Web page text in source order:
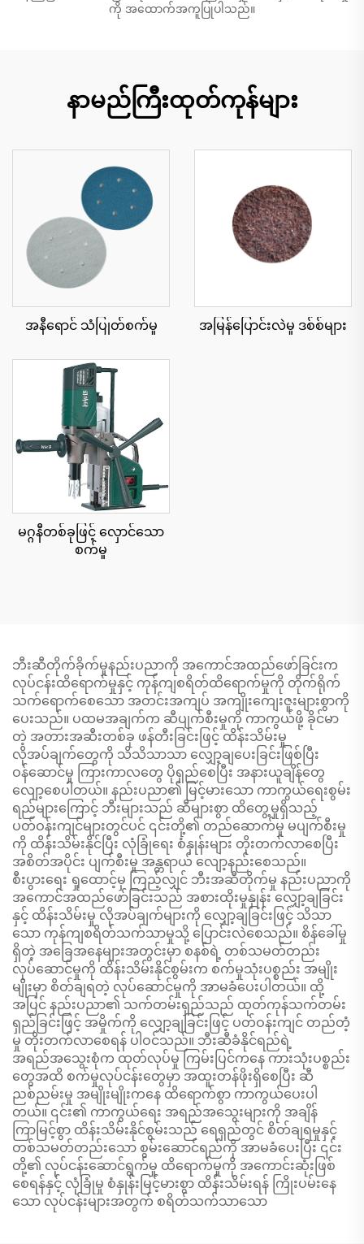
ကို အထောက်အကူပြုပါသည်။
နာမည်ကြီးထုတ်ကုန်များ
အနီရောင် သံပြုတ်စက်မှု အမြန်ပြောင်းလဲမှု ဒစ်စ်များ
မဂ္ဂနီတစ်ခုဖြင့် လှောင်သော
စက်မှု
ဘီးဆီတိုက်ခိုက်မှုနည်းပညာကို အကောင်အထည်ဖော်ခြင်းက
လုပ်ငန်းထိရောက်မှုနှင့် ကုန်ကျစရိတ်ထိရောက်မှုကို တိုက်ရိုက်
သက်ရောက်စေသော အတင်းအကျပ် အကျိုးကျေးဇူးများစွာကို
ပေးသည်။ ပထမအချက်က ဆီပျက်စီးမှုကို ကာကွယ်ဖို့ ခိုင်မာ
တဲ့ အတားအဆီးတစ်ခု ဖန်တီးခြင်းဖြင့် ထိန်းသိမ်းမှု
လိုအပ်ချက်တွေကို သိသိသာသာ လျှော့ချပေးခြင်းဖြစ်ပြီး
ဝန်ဆောင်မှု ကြားကာလတွေ ပိုရှည်စေပြီး အနားယူချိန်တွေ
လျော့စေပါတယ်။ နည်းပညာ၏ မြင့်မားသော ကာကွယ်ရေးစွမ်း
ရည်များကြောင့် ဘီးများသည် ဆီများစွာ ထိတွေ့မှုရှိသည့်
ပတ်ဝန်းကျင်များတွင်ပင် ၎င်းတို့၏ တည်ဆောက်မှု မပျက်စီးမှု
ကို ထိန်းသိမ်းနိုင်ပြီး လုံခြုံရေး စံနှုန်းများ တိုးတက်လာစေပြီး
အစိတ်အပိုင်း ပျက်စီးမှု အန္တရာယ် လျော့နည်းစေသည်။
စီးပွားရေး ရှုထောင့်မှ ကြည့်လျှင် ဘီးအဆီတိုက်မှု နည်းပညာကို
အကောင်အထည်ဖော်ခြင်းသည် အစားထိုးမှုနှုန်း လျှော့ချခြင်း
နှင့် ထိန်းသိမ်းမှု လိုအပ်ချက်များကို လျှော့ချခြင်းဖြင့် သိသာ
သော ကုန်ကျစရိတ်သက်သာမှုသို့ ပြောင်းလဲစေသည်။ စိန်ခေါ်မှု
ရှိတဲ့ အခြေအနေများအတွင်းမှာ စနစ်ရဲ့ တစ်သမတ်တည်း
လုပ်ဆောင်မှုကို ထိန်းသိမ်းနိုင်စွမ်းက စက်မှုသုံးပစ္စည်း အမျိုး
မျိုးမှာ စိတ်ချရတဲ့ လုပ်ဆောင်မှုကို အာမခံပေးပါတယ်။ ထို့
အပြင် နည်းပညာ၏ သက်တမ်းရှည်သည် ထုတ်ကုန်သက်တမ်း
ရှည်ခြင်းဖြင့် အမှိုက်ကို လျှော့ချခြင်းဖြင့် ပတ်ဝန်းကျင် တည်တံ့
မှု တိုးတက်လာစေရန် ပါဝင်သည်။ ဘီးဆီခံနိုင်ရည်ရဲ့
အရည်အသွေးစုံက ထုတ်လုပ်မှု ကြမ်းပြင်ကနေ ကားသုံးပစ္စည်း
တွေအထိ စက်မှုလုပ်ငန်းတွေမှာ အထူးတန်ဖိုးရှိစေပြီး ဆီ
ညစ်ညမ်းမှု အမျိုးမျိုးကနေ ထိရောက်စွာ ကာကွယ်ပေးပါ
တယ်။ ၎င်း၏ ကာကွယ်ရေး အရည်အသွေးများကို အချိန်
ကြာမြင့်စွာ ထိန်းသိမ်းနိုင်စွမ်းသည် ရေရှည်တွင် စိတ်ချရမှုနှင့်
တစ်သမတ်တည်းသော စွမ်းဆောင်ရည်ကို အာမခံပေးပြီး ၎င်း
တို့၏ လုပ်ငန်းဆောင်ရွက်မှု ထိရောက်မှုကို အကောင်းဆုံးဖြစ်
စေရန်နှင့် လုံခြုံမှု စံနှုန်းမြင့်မားစွာ ထိန်းသိမ်းရန် ကြိုးပမ်းနေ
သော လုပ်ငန်းများအတွက် စရိတ်သက်သာသော